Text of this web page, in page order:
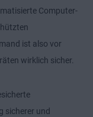
Computer-
ist also vor
wirklich sicher.
sicherer und